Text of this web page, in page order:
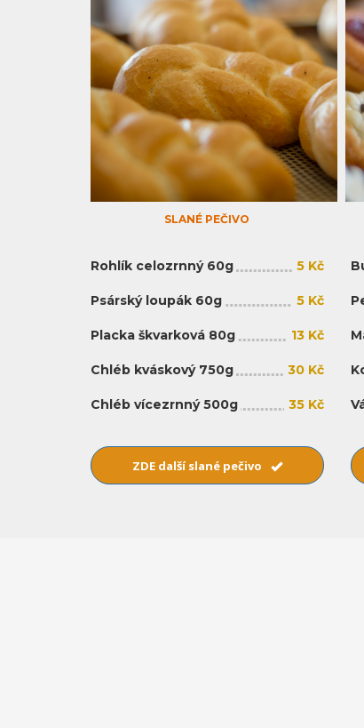
SLANÉ PEČIVO
Rohlík celozrnný 60g 5 Kč
Psárský loupák 60g 5 Kč
Placka škvarková 80g 13 Kč
Chléb kváskový 750g 30 Kč
Chléb vícezrnný 500g 35 Kč
ZDE další slané pečivo